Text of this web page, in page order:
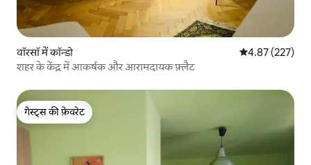
वॉरसॉ में कॉन्डो औसत रेटिंग 5 में से
4.87 (227)
शहर के केंद्र में आकर्षक और आरामदायक फ़्लैट
गेस्ट्स की फ़ेवरेट
गेस्ट्स की फ़ेवरेट